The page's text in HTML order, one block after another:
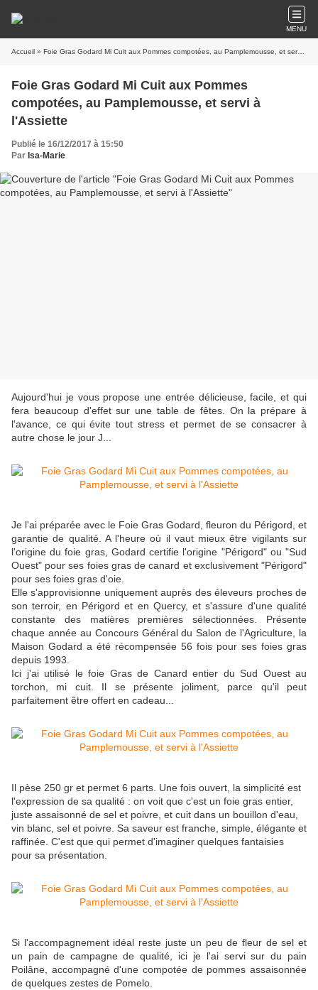
MENU
Accueil » Foie Gras Godard Mi Cuit aux Pommes compotées, au Pamplemousse, et servi à l'Assiette
Foie Gras Godard Mi Cuit aux Pommes
compotées, au Pamplemousse, et servi à
l'Assiette
Publié le 16/12/2017 à 15:50
Par Isa-Marie
Aujourd'hui je vous propose une entrée délicieuse, facile, et qui
fera beaucoup d'effet sur une table de fêtes. On la prépare à
l'avance, ce qui évite tout stress et permet de se consacrer à
autre chose le jour J...
Je l'ai préparée avec le Foie Gras Godard, fleuron du Périgord, et
garantie de qualité. A l'heure où il vaut mieux être vigilants sur
l'origine du foie gras, Godard certifie l'origine "Périgord" ou "Sud
Ouest" pour ses foies gras de canard et exclusivement "Périgord"
pour ses foies gras d'oie.
Elle s'approvisionne uniquement auprès des éleveurs proches de
son terroir, en Périgord et en Quercy, et s'assure d'une qualité
constante des matières premières sélectionnées. Présente
chaque année au Concours Général du Salon de l'Agriculture, la
Maison Godard a été récompensée 56 fois pour ses foies gras
depuis 1993.
Ici j'ai utilisé le foie Gras de Canard entier du Sud Ouest au
torchon, mi cuit. Il se présente joliment, parce qu'il peut
parfaitement être offert en cadeau...
Il pèse 250 gr et permet 6 parts. Une fois ouvert, la simplicité est
l'expression de sa qualité : on voit que c'est un foie gras entier,
juste assaisonné de sel et poivre, et cuit dans un bouillon d'eau,
vin blanc, sel et poivre. Sa saveur est franche, simple, élégante et
raffinée. C'est que qui permet d'imaginer quelques fantaisies
pour sa présentation.
Si l'accompagnement idéal reste juste un peu de fleur de sel et
un pain de campagne de qualité, ici je l'ai servi sur du pain
Poilâne, accompagné d'une compotée de pommes assaisonnée
de quelques zestes de Pomelo.